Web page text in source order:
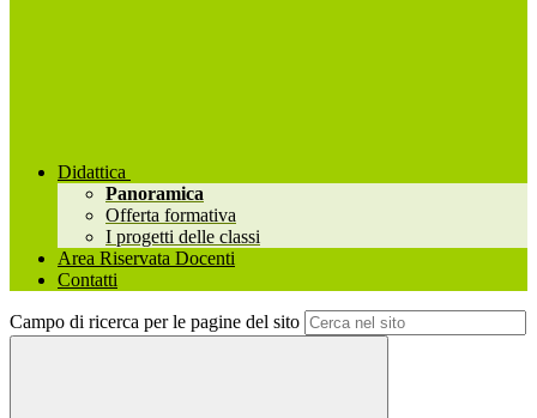
Didattica
Panoramica
Offerta formativa
I progetti delle classi
Area Riservata Docenti
Contatti
Campo di ricerca per le pagine del sito